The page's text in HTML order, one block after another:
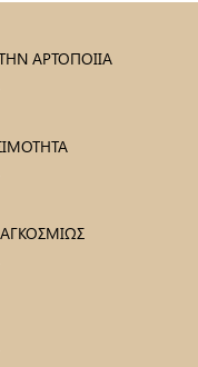
ΑΡΤΟΠΟΙΙΑ